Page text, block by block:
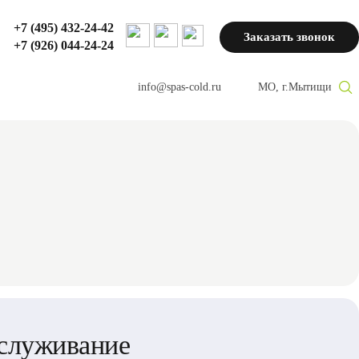
+7 (495) 432-24-42
+7 (926) 044-24-24
Заказать звонок
info@spas-cold.ru МО, г.Мытищи